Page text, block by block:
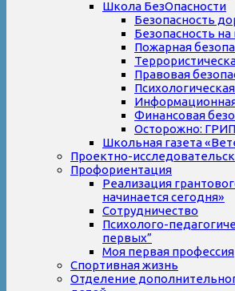
Школа БезОпасности
Безопасность
Безопасность
Пожарная
Правовая
Финансовая
Осторожно:
Школьная газета
Проектно-
Профориентация
Реализация
начинается сегодня»
Сотрудничество
Психолого-
первых”
Моя первая профессия
Спортивная жизнь
Отделение